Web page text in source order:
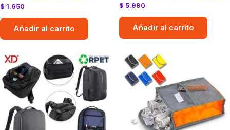
$ 1.650
Añadir al carrito
$ 5.990
Añadir al carrito